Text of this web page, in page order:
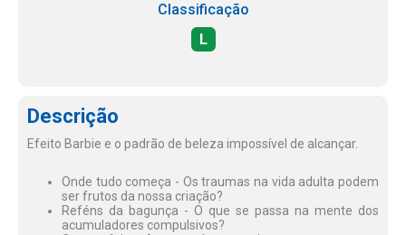
Classificação
L
Descrição
Efeito Barbie e o padrão de beleza impossível de alcançar.
Onde tudo começa - Os traumas na vida adulta podem
ser frutos da nossa criação?
Reféns da bagunça - O que se passa na mente dos
acumuladores compulsivos?